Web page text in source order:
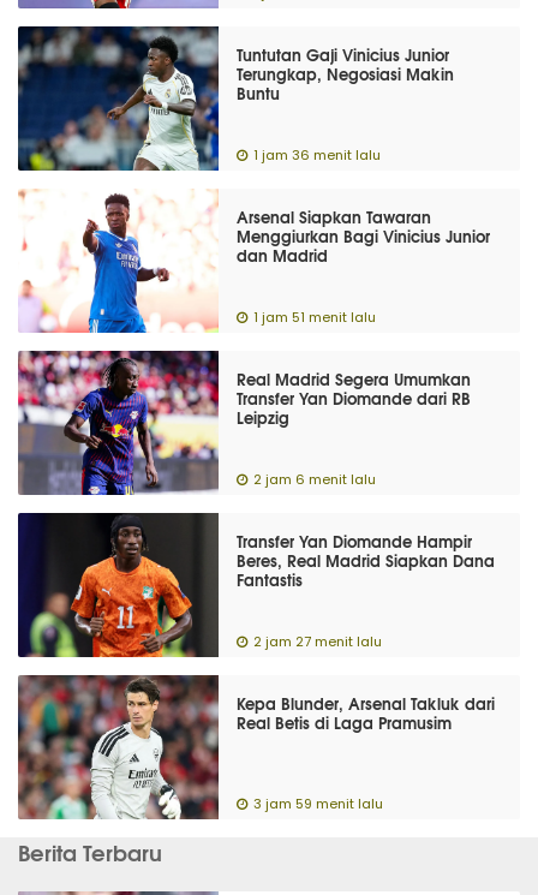
Tuntutan Gaji Vinicius Junior
Terungkap, Negosiasi Makin
Buntu
1 jam 36 menit lalu
Arsenal Siapkan Tawaran
Menggiurkan Bagi Vinicius Junior
dan Madrid
1 jam 51 menit lalu
Real Madrid Segera Umumkan
Transfer Yan Diomande dari RB
Leipzig
2 jam 6 menit lalu
Transfer Yan Diomande Hampir
Beres, Real Madrid Siapkan Dana
Fantastis
2 jam 27 menit lalu
Kepa Blunder, Arsenal Takluk dari
Real Betis di Laga Pramusim
3 jam 59 menit lalu
Berita Terbaru